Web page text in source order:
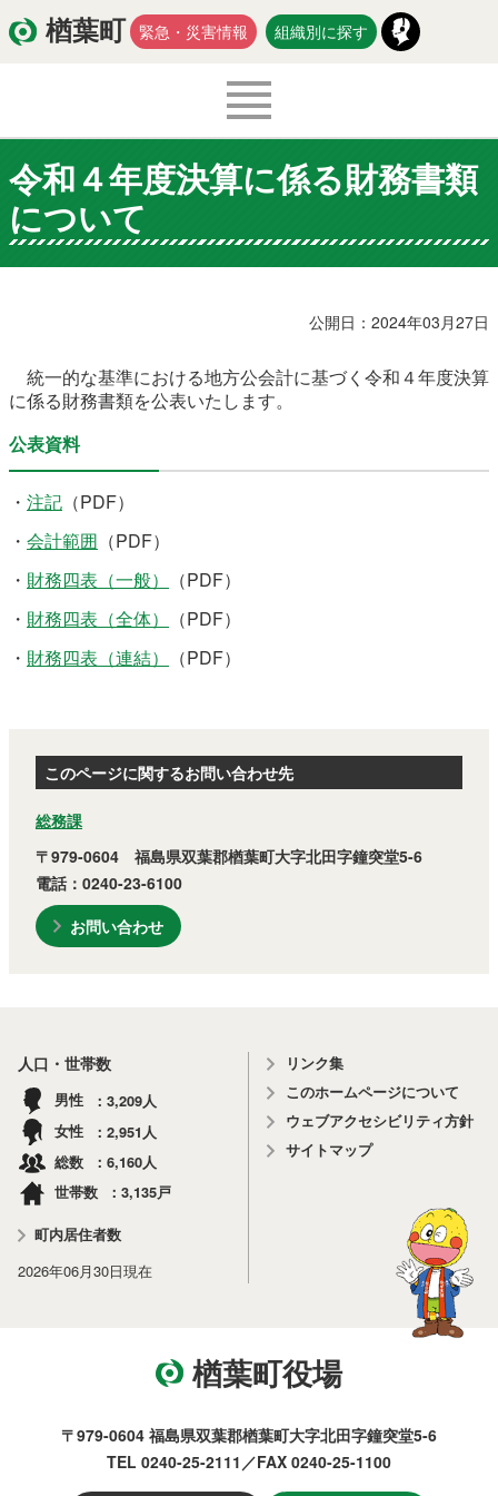
楢葉町 緊急・災害情報 組織別に探す
くらし・環境 出産・子育て
医療・健康・福祉 教育・文化・スポーツ
入札・契約
農林水産業
楢葉町について
町役場・施設
予算・決算 人事・採用
教育委員会
例規集
令和４年度決算に係る財務書類
について
公開日：2024年03月27日
統一的な基準における地方公会計に基づく令和４年度決算
に係る財務書類を公表いたします。
公表資料
・ 注記 （PDF）
・ 会計範囲 （PDF）
・ 財務四表（一般）
（PDF）
・ 財務四表（全体）
（PDF）
・ 財務四表（連結） （PDF）
このページに関するお問い合わせ先
総務課
〒979-0604 福島県双葉郡楢葉町大字北田字鐘突堂5-6
電話：0240-23-6100
お問い合わせ
楢葉町役場
〒979-0604 福島県双葉郡楢葉町大字北田字鐘突堂5-6
TEL 0240-25-2111／FAX 0240-25-1100
人口・世帯数
男性 3,209 人
女性
2,951 人
総数
6,160人
世帯数
3,135戸
町内居住者数
2026年06月30日現在
リンク集
このホームページについて
ウェブアクセシビリティ方針
サイトマップ